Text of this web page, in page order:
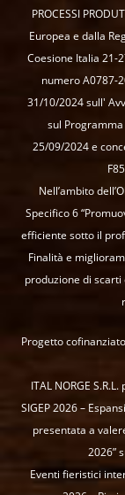
PROCESSI
Europea e dalla
Coesione Italia 21-
numero A0787-
31/10/2024 sull'
sul Programma
25/09/2024 e
Nell’ambito
Specifico 6
efficiente sotto il
Finalità e
produzione di
Progetto
ITAL NORGE
SIGEP 2026 –
presentata a
2026”
Eventi fieristici